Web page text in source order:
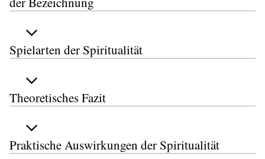
Spielarten der Spiritualität
Theoretisches Fazit
Praktische Auswirkungen der Spiritualität